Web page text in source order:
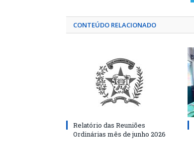
CONTEÚDO RELACIONADO
Relatório das Reuniões
Ordinárias mês de junho 2026